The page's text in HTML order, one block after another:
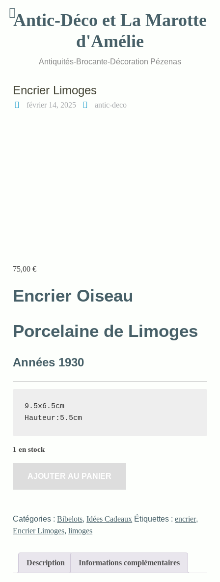
contentAntic-Déco et La Marotte
d'Amélie
Antiquités-Brocante-Décoration Pézenas
Encrier Limoges
février 14, 2025 antic-deco
75,00€
Encrier Oiseau
Porcelaine de Limoges
Années 1930
9.5x6.5cm
Hauteur:5.5cm
1 en stock
AJOUTER AU PANIER
Catégories :Bibelots,Idées Cadeaux Étiquettes :encrier,
Encrier Limoges,limoges
Description Informations complémentaires